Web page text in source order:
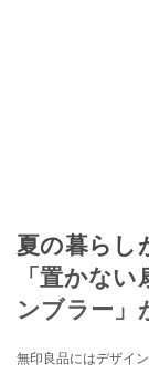
夏の暮らし
「置かな
ンブラー」
無印良品にはデザイ